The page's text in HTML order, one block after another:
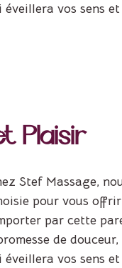
vos sens
Plaisir
Stef Massage,
pour vous
par cette
de
vos sens